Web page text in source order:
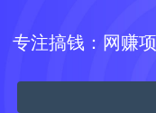
专注搞钱：网赚